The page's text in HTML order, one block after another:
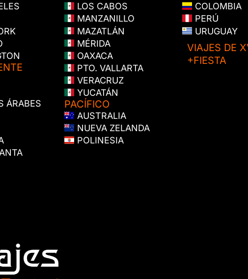
ÁRABES
LOS CABOS
MANZANILLO
MAZATLÁN
MÉRIDA
OAXACA
PTO. VALLARTA
VERACRUZ
YUCATÁN
PACÍFICO
AUSTRALIA
NUEVA ZELANDA
POLINESIA
COLOMBIA
PERÚ
URUGUAY
VIAJES DE
+FIESTA